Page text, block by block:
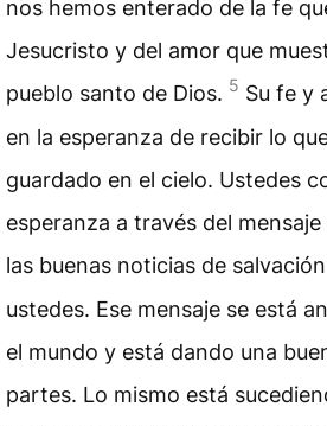
nos hemos enterado de la fe
Jesucristo y del amor que
pueblo santo de Dios. 5 Su fe y
en la esperanza de recibir lo
guardado en el cielo. Ustedes
esperanza a través del
las buenas noticias de salvación
ustedes. Ese mensaje se está
el mundo y está dando una
partes. Lo mismo está